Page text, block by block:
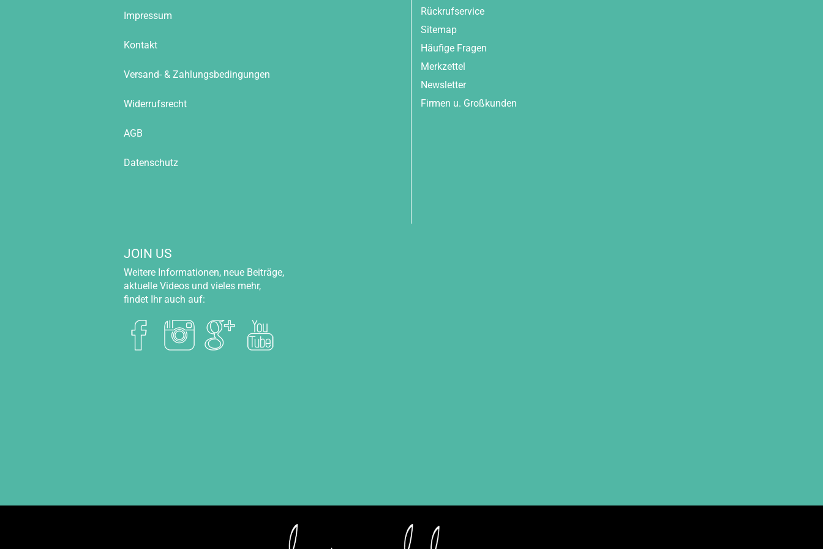
Impressum
Kontakt
Versand- & Zahlungsbedingungen
Widerrufsrecht
AGB
Datenschutz
Rückrufservice
Sitemap
Häufige Fragen
Merkzettel
Newsletter
Firmen u. Großkunden
JOIN US
Weitere Informationen, neue Beiträge,
aktuelle Videos und vieles mehr,
findet Ihr auch auf: